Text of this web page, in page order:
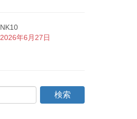
NK10
2026年6月27日